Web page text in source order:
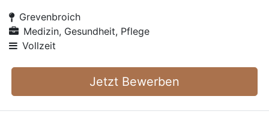
Grevenbroich
Medizin, Gesundheit, Pflege
Vollzeit
Jetzt Bewerben